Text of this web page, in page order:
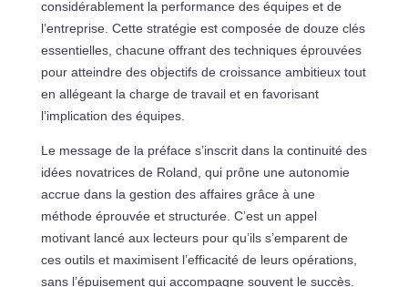
considérablement la performance des équipes et de
l’entreprise. Cette stratégie est composée de douze clés
essentielles, chacune offrant des techniques éprouvées
pour atteindre des objectifs de croissance ambitieux tout
en allégeant la charge de travail et en favorisant
l’implication des équipes.
Le message de la préface s’inscrit dans la continuité des
idées novatrices de Roland, qui prône une autonomie
accrue dans la gestion des affaires grâce à une
méthode éprouvée et structurée. C’est un appel
motivant lancé aux lecteurs pour qu’ils s’emparent de
ces outils et maximisent l’efficacité de leurs opérations,
sans l’épuisement qui accompagne souvent le succès.